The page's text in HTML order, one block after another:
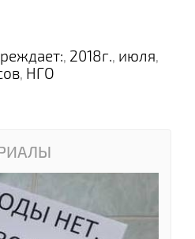
, 2018г., июля,
, НГО